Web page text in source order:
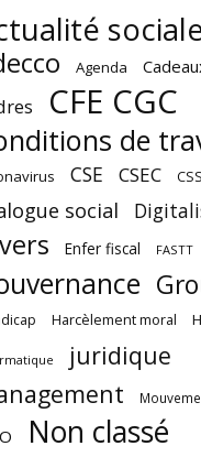
Agenda
CFE CGC
de
CSE CSEC
social
Enfer fiscal FASTT
Harcèlement moral
juridique
Non classé